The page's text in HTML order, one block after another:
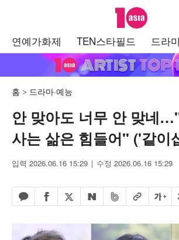
텐아시아
연예가화제 TEN스타필드 드라
홈 드라마·예능
안 맞아도 너무 안 맞네
사는 삶은 힘들어" ('같이
입력 2026.06.16 15:29 수정 2026.06.16 15:29
카카오톡 공유하기
페이스북 공유하기
엑스 공유하기
네이버 공유하기
밴드 공유하기
URL복사
글자